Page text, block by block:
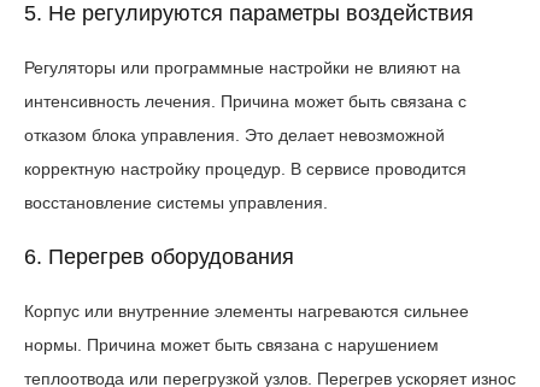
5. Не регулируются параметры воздействия
Регуляторы или программные настройки не влияют на
интенсивность лечения. Причина может быть связана с
отказом блока управления. Это делает невозможной
корректную настройку процедур. В сервисе проводится
восстановление системы управления.
6. Перегрев оборудования
Корпус или внутренние элементы нагреваются сильнее
нормы. Причина может быть связана с нарушением
теплоотвода или перегрузкой узлов. Перегрев ускоряет износ